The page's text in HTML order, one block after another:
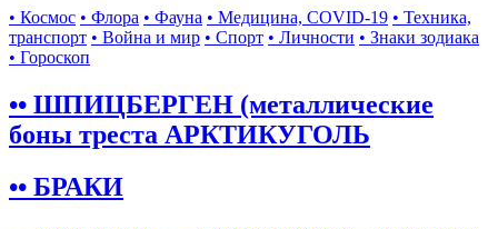
• Космос • Флора • Фауна • Медицина, COVID-19 • Техника,
транспорт • Война и мир • Спорт • Личности • Знаки зодиака
• Гороскоп
•• ШПИЦБЕРГЕН (металлические
боны треста АРКТИКУГОЛЬ
•• БРАКИ